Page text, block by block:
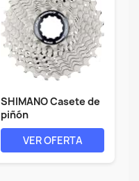
SHIMANO Casete de
piñón
VER OFERTA